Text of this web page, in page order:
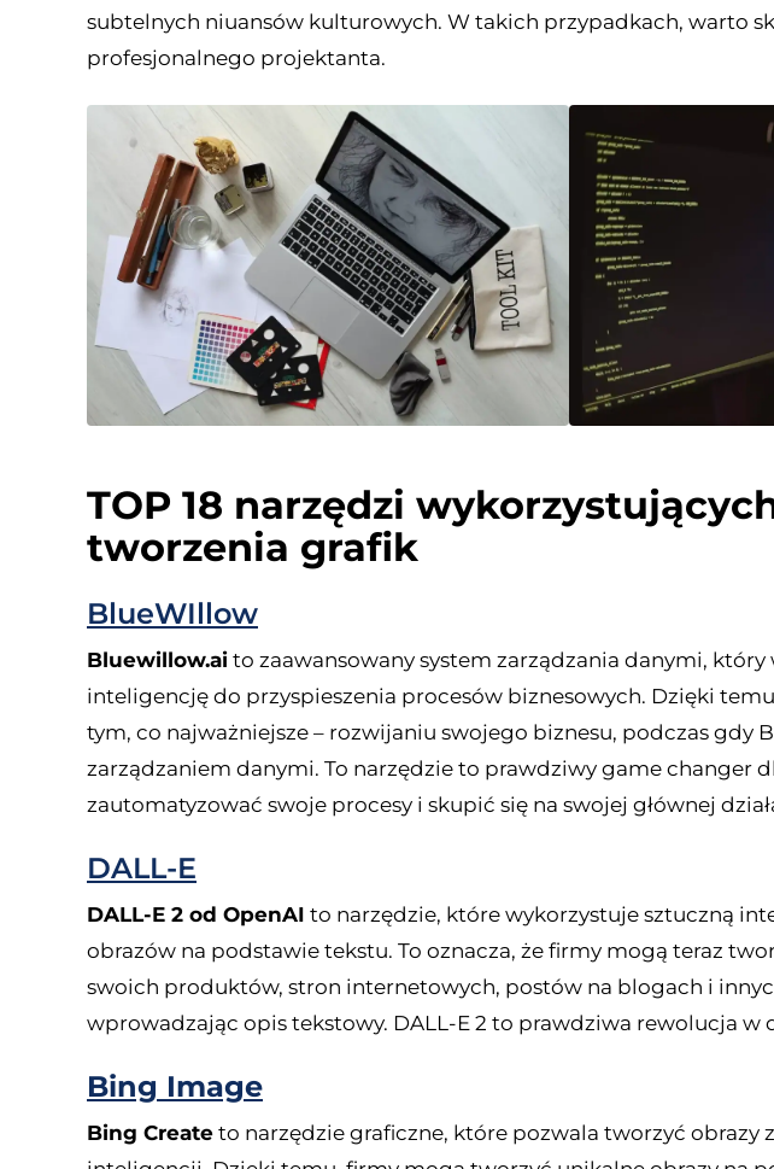
subtelnych niuansów kulturowych. W takich przypadkach, warto
profesjonalnego projektanta.
TOP 18 narzędzi
tworzenia grafik
BlueWIllow
Bluewillow.ai to zaawansowany system zarządzania danymi,
inteligencję do przyspieszenia procesów biznesowych. Dzięki
tym, co najważniejsze – rozwijaniu swojego biznesu, podczas gdy
zarządzaniem danymi. To narzędzie to prawdziwy game changer
zautomatyzować swoje procesy i skupić się na swojej głównej
DALL-E
DALL-E 2 od OpenAI to narzędzie, które wykorzystuje sztuczną
obrazów na podstawie tekstu. To oznacza, że firmy mogą teraz
swoich produktów, stron internetowych, postów na blogach i
wprowadzając opis tekstowy. DALL-E 2 to prawdziwa rewolucja w
Bing Image
Bing Create to narzędzie graficzne, które pozwala tworzyć obrazy